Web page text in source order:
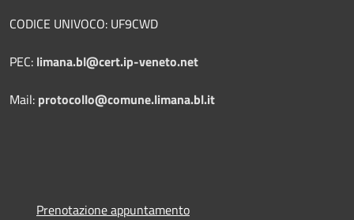
CODICE UNIVOCO: UF9CWD
PEC: limana.bl@cert.ip-veneto.net
Mail: protocollo@comune.limana.bl.it
Prenotazione appuntamento